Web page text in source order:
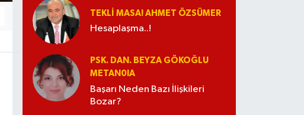
TEKLI MASA! AHMET ÖZSÜMER
Hesaplaşma..!
PSK. DAN. BEYZA GÖKOĞLU
METAN0IA
Başarı Neden Bazı İlişkileri
Bozar?